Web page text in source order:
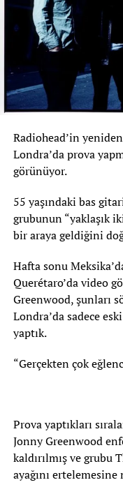
Radiohead’in
Londra’da prova
görünüyor.
55 yaşındaki bas
grubunun “yaklaşık
bir araya geldiğini
Hafta sonu
Querétaro’da video
Greenwood, şunları
Londra’da sadece
yaptık.
“Gerçekten çok
Prova yaptıkları
Jonny Greenwood
kaldırılmış ve grubu
ayağını